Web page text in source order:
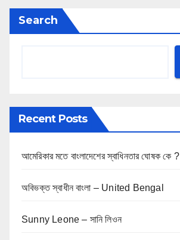
Search
Recent Posts
আমেরিকার মতে বাংলাদেশের স্বাধিনতার ঘোষক কে ?
অবিভক্ত স্বাধীন বাংলা – United Bengal
Sunny Leone – সানি লিওন